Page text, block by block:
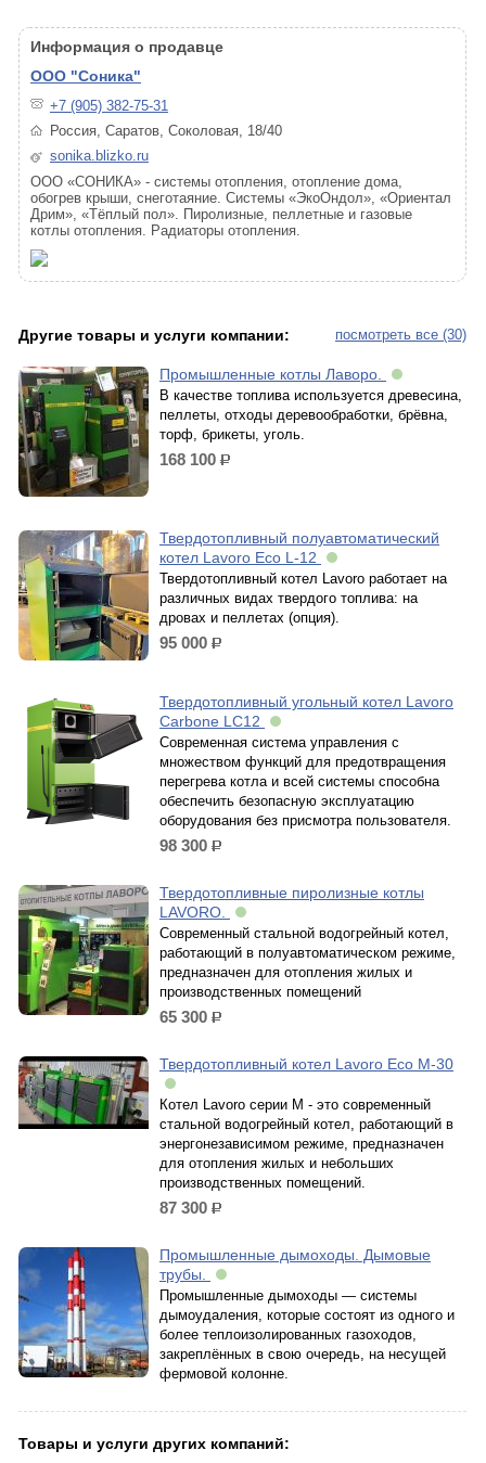
Информация о продавце
ООО "Соника"
+7 (905) 382-75-31
Россия, Саратов, Соколовая, 18/40
sonika.blizko.ru
ООО «СОНИКА» - системы отопления, отопление дома,
обогрев крыши, снеготаяние. Системы «ЭкоОндол», «Ориентал
Дрим», «Тёплый пол». Пиролизные, пеллетные и газовые
котлы отопления. Радиаторы отопления.
посмотреть все (30)
Другие товары и услуги компании:
Промышленные котлы Лаворо.
В качестве топлива используется древесина,
пеллеты, отходы деревообработки, брёвна,
торф, брикеты, уголь.
168 100 р.
Твердотопливный полуавтоматический
котел Lavoro Eco L-12
Твердотопливный котел Lavoro работает на
различных видах твердого топлива: на
дровах и пеллетах (опция).
95 000 р.
Твердотопливный угольный котел Lavoro
Carbone LC12
Современная система управления с
множеством функций для предотвращения
перегрева котла и всей системы способна
обеспечить безопасную эксплуатацию
оборудования без присмотра пользователя.
98 300 р.
Твердотопливные пиролизные котлы
LAVORO.
Современный стальной водогрейный котел,
работающий в полуавтоматическом режиме,
предназначен для отопления жилых и
производственных помещений
65 300 р.
Твердотопливный котел Lavoro Eco M-30
Котел Lavoro серии M - это современный
стальной водогрейный котел, работающий в
энергонезависимом режиме, предназначен
для отопления жилых и небольших
производственных помещений.
87 300 р.
Промышленные дымоходы. Дымовые
трубы.
Промышленные дымоходы — системы
дымоудаления, которые состоят из одного и
более теплоизолированных газоходов,
закреплённых в свою очередь, на несущей
фермовой колонне.
Товары и услуги других компаний: